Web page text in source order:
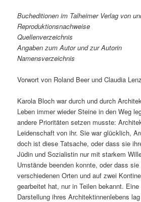
Bucheditionen im Talheimer Verlag von
Reproduktionsnachweise
Quellenverzeichnis
Angaben zum Autor und zur Autorin
Namensverzeichnis
Vorwort von Roland Beer und Claudia Lenz
Karola Bloch war durch und durch
Leben immer wieder Steine in den Weg
andere Prioritäten setzen musste:
Leidenschaft von ihr. Sie war glücklich,
doch ist diese Tatsache, oder dass sie
Jüdin und Sozialistin nur mit starkem
Umstände beenden konnte, oder dass
verschiedenen Orten und auf zwei
gearbeitet hat, nur in Teilen bekannt.
Darstellung ihres Architektinnenlebens